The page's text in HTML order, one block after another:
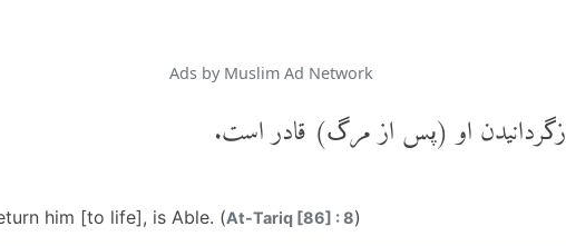
Ads by Muslim Ad Network
او (پس از مرگ) قادر است.
him [to life], is Able. (At-Tariq [86] : 8)